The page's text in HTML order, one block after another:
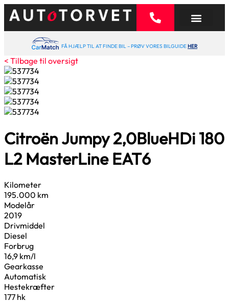
FÅ HJÆLP TIL AT FINDE BIL – PRØV VORES BILGUIDEHER
< Tilbage til oversigt
Citroën Jumpy2,0BlueHDi 180
L2 MasterLine EAT6
Kilometer
195.000 km
Modelår
2019
Drivmiddel
Diesel
Forbrug
16,9 km/l
Gearkasse
Automatisk
Hestekræfter
177 hk